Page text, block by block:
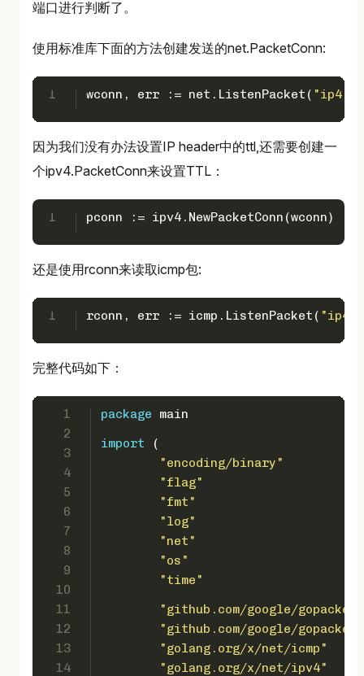
端口进行判断了。
使用标准库下面的方法创建发送的net.PacketConn:
1 wconn, err := net.ListenPacket(
因为我们没有办法设置IP header中的ttl,还需要创建一
个ipv4.PacketConn来设置TTL：
1 pconn := ipv4.NewPacketConn(wconn)
还是使用rconn来读取icmp包:
1 rconn, err := icmp.ListenPacket(
完整代码如下：
1
2
3
4
5
6
7
8
9
10
11
12
13
14
package main
import (
"encoding/binary"
"flag"
"fmt"
"log"
"net"
"os"
"time"
"github.com/google/gopacket"
"github.com/google/
"golang.org/x/net/icmp"
"golang.org/x/net/ipv4"